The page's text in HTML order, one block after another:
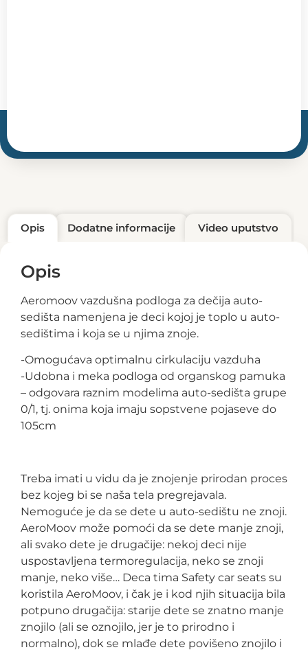
Opis Dodatne informacije Video uputstvo
Opis
Aeromoov vazdušna podloga za dečija auto-
sedišta namenjena je deci kojoj je toplo u auto-
sedištima i koja se u njima znoje.
-Omogućava optimalnu cirkulaciju vazduha
-Udobna i meka podloga od organskog pamuka
– odgovara raznim modelima auto-sedišta grupe
0/1, tj. onima koja imaju sopstvene pojaseve do
105cm
Treba imati u vidu da je znojenje prirodan proces
bez kojeg bi se naša tela pregrejavala.
Nemoguće je da se dete u auto-sedištu ne znoji.
AeroMoov može pomoći da se dete manje znoji,
ali svako dete je drugačije: nekoj deci nije
uspostavljena termoregulacija, neko se znoji
manje, neko više… Deca tima Safety car seats su
koristila AeroMoov, i čak je i kod njih situacija bila
potpuno drugačija: starije dete se znatno manje
znojilo (ali se oznojilo, jer je to prirodno i
normalno), dok se mlađe dete povišeno znojilo i